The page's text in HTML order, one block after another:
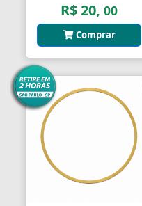
Barras de Ling
Bases
Bases Faciais
Bases para Cadeiras
Batedeiras
Batedores
R$ 20, 00
Comprar